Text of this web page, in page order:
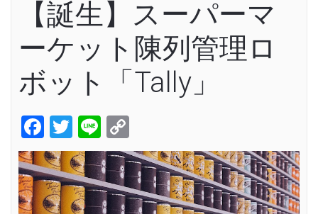
【誕生】スーパーマ
ーケット陳列管理ロ
ボット「Tally」
Facebook
Twitter
Line
Link